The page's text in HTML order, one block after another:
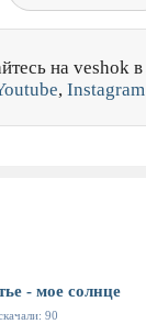
на veshok в
, Instagram
- мое солнце
90